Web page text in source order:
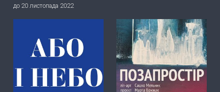
до 20 листопада 2022